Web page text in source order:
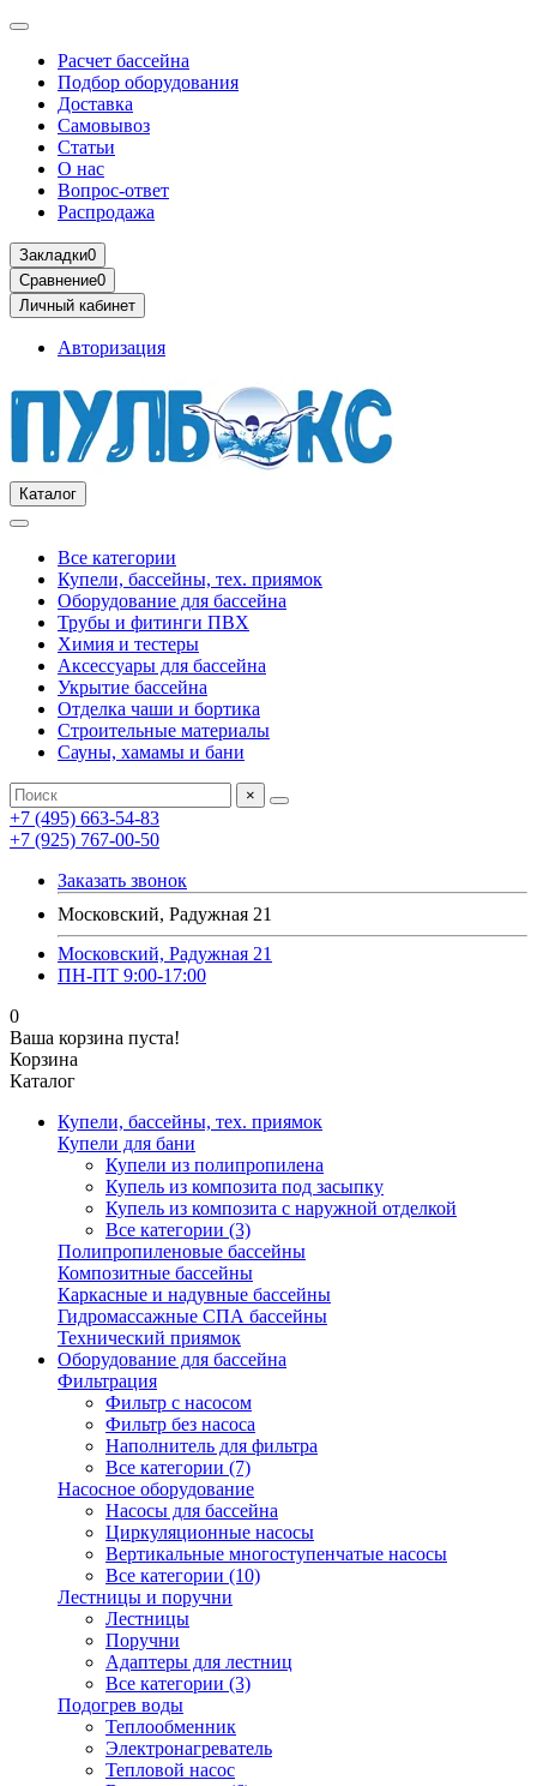
Расчет бассейна
Подбор оборудования
Доставка
Самовывоз
Статьи
О нас
Вопрос-ответ
Распродажа
Закладки0
Сравнение0
Личный кабинет
Авторизация
Каталог
Все категории
Купели, бассейны, тех. приямок
Оборудование для бассейна
Трубы и фитинги ПВХ
Химия и тестеры
Аксессуары для бассейна
Укрытие бассейна
Отделка чаши и бортика
Строительные материалы
Сауны, хамамы и бани
×
+7 (495) 663-54-83
+7 (925) 767-00-50
Заказать звонок
Московский, Радужная 21
Московский, Радужная 21
ПН-ПТ 9:00-17:00
0
Ваша корзина пуста!
Корзина
Каталог
Купели, бассейны, тех. приямок
Купели для бани
Купели из полипропилена
Купель из композита под засыпку
Купель из композита с наружной отделкой
Все категории (3)
Полипропиленовые бассейны
Композитные бассейны
Каркасные и надувные бассейны
Гидромассажные СПА бассейны
Технический приямок
Оборудование для бассейна
Фильтрация
Фильтр с насосом
Фильтр без насоса
Наполнитель для фильтра
Все категории (7)
Насосное оборудование
Насосы для бассейна
Циркуляционные насосы
Вертикальные многоступенчатые насосы
Все категории (10)
Лестницы и поручни
Лестницы
Поручни
Адаптеры для лестниц
Все категории (3)
Подогрев воды
Теплообменник
Электронагреватель
Тепловой насос